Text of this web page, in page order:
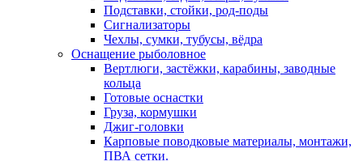
Подставки, стойки, род-поды
Сигнализаторы
Чехлы, сумки, тубусы, вёдра
Оснащение рыболовное
Вертлюги, застёжки, карабины, заводные
кольца
Готовые оснастки
Груза, кормушки
Джиг-головки
Карповые поводковые материалы, монтажи,
ПВА сетки.